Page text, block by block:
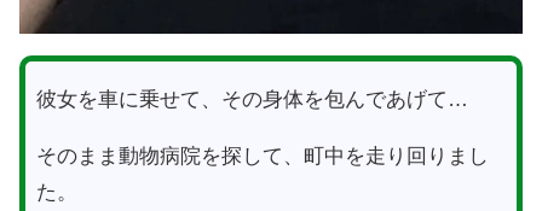
彼女を車に乗せて、その身体を包んであげて…
そのまま動物病院を探して、町中を走り回りまし
た。